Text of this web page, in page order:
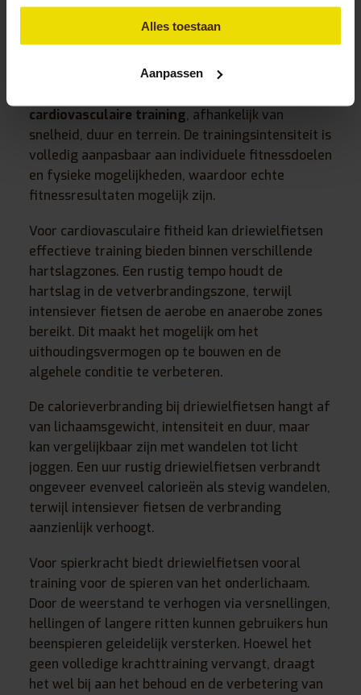
Alles toestaan
Aanpassen
driewieler en kan het echte
fitnessresultaten opleveren?
Training op een driewieler kan variëren van lichte
cardiovasculaire training, afhankelijk van
snelheid, duur en terrein. De trainingsintensiteit is
volledig aanpasbaar aan individuele fitnessdoelen
en fysieke mogelijkheden, waardoor echte
fitnessresultaten mogelijk zijn.
Voor cardiovasculaire fitheid kan driewielfietsen
effectieve training bieden binnen verschillende
hartslagzones. Een rustig tempo houdt de
hartslag in de vetverbrandingszone, terwijl
intensiever fietsen de aerobe en anaerobe zones
bereikt. Dit maakt het mogelijk om het
uithoudingsvermogen op te bouwen en de
algehele conditie te verbeteren.
De calorieverbranding bij driewielfietsen hangt af
van lichaamsgewicht, intensiteit en duur, maar
kan vergelijkbaar zijn met wandelen tot licht
joggen. Een uur rustig driewielfietsen verbrandt
ongeveer evenveel calorieën als stevig wandelen,
terwijl intensiever fietsen de verbranding
aanzienlijk verhoogt.
Voor spierkracht biedt driewielfietsen vooral
training voor de spieren van het onderlichaam.
Door de weerstand te verhogen via versnellingen,
hellingen of langere ritten kunnen gebruikers hun
beenspieren geleidelijk versterken. Hoewel het
geen volledige krachttraining vervangt, draagt
het wel bij aan het behoud en de verbetering van